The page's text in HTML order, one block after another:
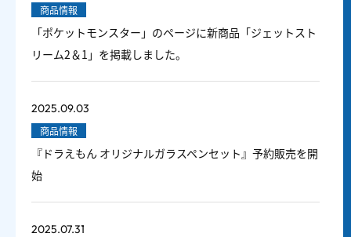
商品情報
「ポケットモンスター」のページに新商品「ジェットスト
リーム2＆1」を掲載しました。
2025.09.03
商品情報
『ドラえもん オリジナルガラスペンセット』予約販売を開
始
2025.07.31